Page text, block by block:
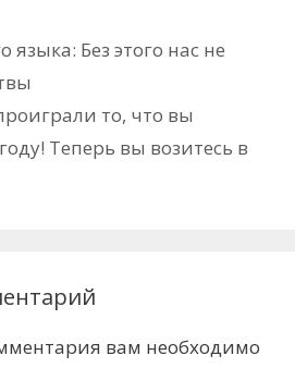
языка: Без этого нас не
то, что вы
Теперь вы возитесь в
вам необходимо